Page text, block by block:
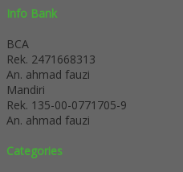
Info Bank
BCA
Rek. 2471668313
An. ahmad fauzi
Mandiri
Rek. 135-00-0771705-9
An. ahmad fauzi
Categories